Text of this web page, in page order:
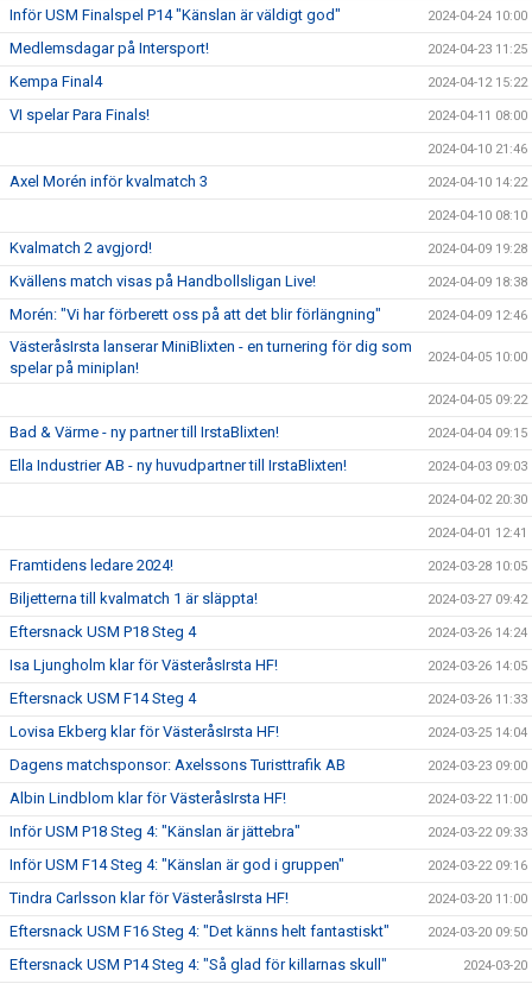
Inför USM Finalspel P14 "Känslan är väldigt god" 2024-04-24 10:00
Medlemsdagar på Intersport! 2024-04-23 11:25
Kempa Final4 2024-04-12 15:22
VI spelar Para Finals! 2024-04-11 08:00
2024-04-10 21:46
Axel Morén inför kvalmatch 3 2024-04-10 14:22
2024-04-10 08:10
Kvalmatch 2 avgjord! 2024-04-09 19:28
Kvällens match visas på Handbollsligan Live! 2024-04-09 18:38
Morén: "Vi har förberett oss på att det blir förlängning" 2024-04-09 12:46
VästeråsIrsta lanserar MiniBlixten - en turnering för dig som
spelar på miniplan!
2024-04-05 10:00
2024-04-05 09:22
Bad & Värme - ny partner till IrstaBlixten! 2024-04-04 09:15
Ella Industrier AB - ny huvudpartner till IrstaBlixten! 2024-04-03 09:03
2024-04-02 20:30
2024-04-01 12:41
Framtidens ledare 2024! 2024-03-28 10:05
Biljetterna till kvalmatch 1 är släppta! 2024-03-27 09:42
Eftersnack USM P18 Steg 4 2024-03-26 14:24
Isa Ljungholm klar för VästeråsIrsta HF! 2024-03-26 14:05
Eftersnack USM F14 Steg 4 2024-03-26 11:33
Lovisa Ekberg klar för VästeråsIrsta HF! 2024-03-25 14:04
Dagens matchsponsor: Axelssons Turisttrafik AB 2024-03-23 09:00
Albin Lindblom klar för VästeråsIrsta HF! 2024-03-22 11:00
Inför USM P18 Steg 4: "Känslan är jättebra" 2024-03-22 09:33
Inför USM F14 Steg 4: "Känslan är god i gruppen" 2024-03-22 09:16
Tindra Carlsson klar för VästeråsIrsta HF! 2024-03-20 11:00
Eftersnack USM F16 Steg 4: "Det känns helt fantastiskt" 2024-03-20 09:50
Eftersnack USM P14 Steg 4: "Så glad för killarnas skull" 2024-03-20